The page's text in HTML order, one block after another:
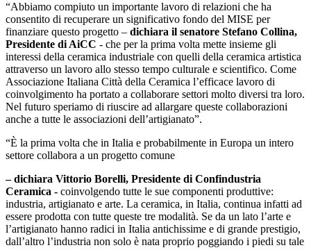
“Abbiamo compiuto un importante lavoro di relazioni che ha
consentito di recuperare un significativo fondo del MISE per
finanziare questo progetto – dichiara il senatore Stefano Collina,
Presidente di AiCC ‐ che per la prima volta mette insieme gli
interessi della ceramica industriale con quelli della ceramica artistica
attraverso un lavoro allo stesso tempo culturale e scientifico. Come
Associazione Italiana Città della Ceramica l’efficace lavoro di
coinvolgimento ha portato a collaborare settori molto diversi tra loro.
Nel futuro speriamo di riuscire ad allargare queste collaborazioni
anche a tutte le associazioni dell’artigianato”.
“È la prima volta che in Italia e probabilmente in Europa un intero
settore collabora a un progetto comune
– dichiara Vittorio Borelli, Presidente di Confindustria
Ceramica ‐ coinvolgendo tutte le sue componenti produttive:
industria, artigianato e arte. La ceramica, in Italia, continua infatti ad
essere prodotta con tutte queste tre modalità. Se da un lato l’arte e
l’artigianato hanno radici in Italia antichissime e di grande prestigio,
dall’altro l’industria non solo è nata proprio poggiando i piedi su tale